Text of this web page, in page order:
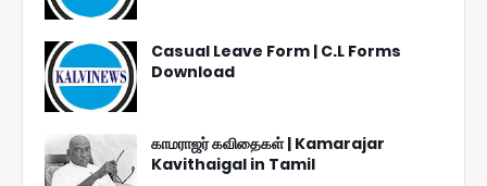
Casual Leave Form | C.L Forms
Download
காமராஜர் கவிதைகள் | Kamarajar
Kavithaigal in Tamil